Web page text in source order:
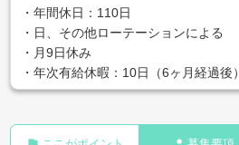
・年間休日：110日
・日、その他ローテーションによる
・月9日休み
・年次有給休暇：10日（6ヶ月経過後）